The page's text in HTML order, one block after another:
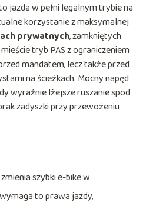
jazda w pełni legalnym trybie na
korzystanie z maksymalnej
prywatnych, zamkniętych
tryb PAS z ograniczeniem
mandatem, lecz także przed
na ścieżkach. Mocny napęd
wyraźnie lżejsze ruszanie spod
zadyszki przy przewożeniu
szybki e-bike w
to prawa jazdy,